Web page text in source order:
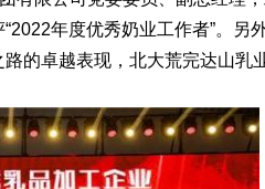
年度优秀奶业工作者”。另
的卓越表现，北大荒完达山乳